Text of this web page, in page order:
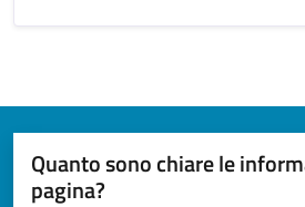
Quanto sono chiare le
pagina?